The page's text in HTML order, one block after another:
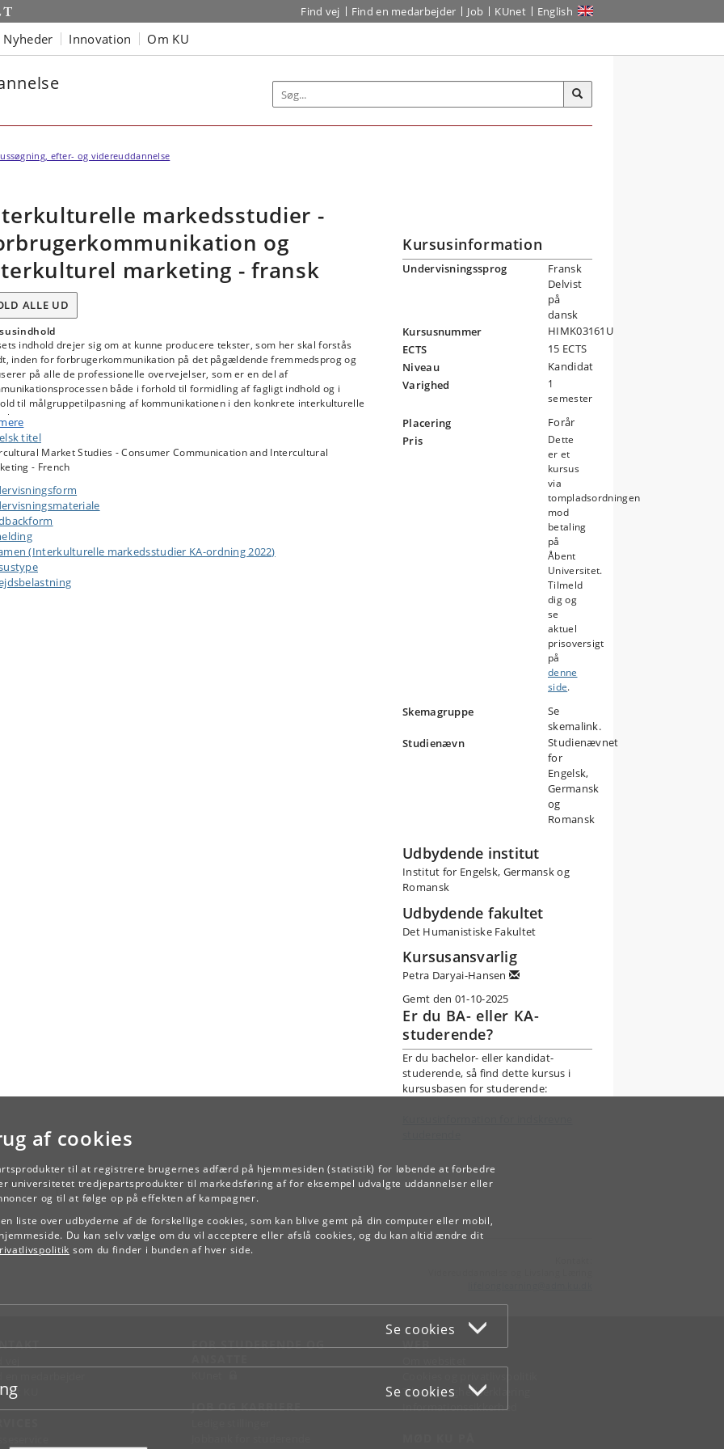
af cookies
til at registrere brugernes adfærd på hjemmesiden (statistik) for løbende at forbedre
universitetet tredjepartsprodukter til markedsføring af for eksempel udvalgte uddannelser eller
og til at følge op på effekten af kampagner.
liste over udbyderne af de forskellige cookies, som kan blive gemt på din computer eller mobil,
Du kan selv vælge om du vil acceptere eller afslå cookies, og du kan altid ændre dit
som du finder i bunden af hver side.
Se cookies
Se cookies
Find vej Find en medarbejder Job KUnet English
Nyheder Innovation Om KU
efter- og videreuddannelse
markedsstudier -
og
marketing - fransk
ALLE UD
indhold drejer sig om at kunne producere tekster, som her skal forstås
inden for forbrugerkommunikation på det pågældende fremmedsprog og
på alle de professionelle overvejelser, som er en del af
både i forhold til formidling af fagligt indhold og i
til målgruppetilpasning af kommunikationen i den konkrete interkulturelle
trækker kurset på begreber og modeller indenfor kommunikation og
interkulturel markedsføring, interkulturel
storytelling, branding og forbrugerkommunikation.
af kurset foretager de studerende fokuseret informationssøgning,
ved brug af databaser med fokus på brancher, markedsadfærd,
og -analyser (Passport, Global Data Explorer, Warc), og vurderer
kritisk med henblik på specifikke analyseopgaver.
titel
Market Studies - Consumer Communication and Intercultural
- French
(Interkulturelle markedsstudier KA-ordning 2022)
Kursusinformation
Undervisningssprog
Fransk
Delvist
på
dansk
Kursusnummer
HIMK03161U
ECTS
15 ECTS
Niveau
Kandidat
Varighed
1
semester
Placering
Forår
Pris
Dette
er et
kursus
via
tompladsordningen
mod
betaling
på
Åbent
Universitet.
Tilmeld
dig og
se
aktuel
prisoversigt
på
denne
side.
Skemagruppe
Se
skemalink.
Studienævn
Studienævnet
for
Engelsk,
Germansk
og
Romansk
Udbydende institut
Institut for Engelsk, Germansk og
Romansk
Udbydende fakultet
Det Humanistiske Fakultet
Kursusansvarlig
Petra Daryai-Hansen
Gemt den 01-10-2025
Er du BA- eller KA-
studerende?
Er du bachelor- eller kandidat-
studerende, så find dette kursus i
kursusbasen for studerende:
TILBAGE
KU
FOR STUDERENDE OG
JOB OG KARRIERE
WEB
Tilgængelighedserklæring
Informationssikkerhed